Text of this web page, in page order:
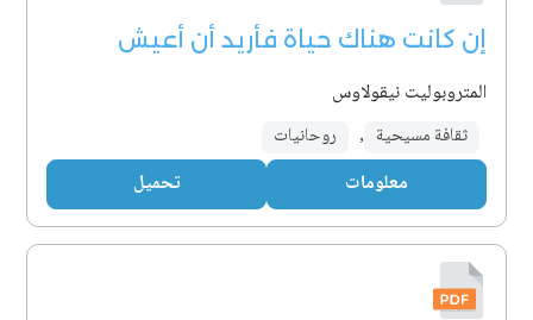
إن كانت هناك حياة فأريد أن أعيش
المتروبوليت نيقولاوس
ثقافة مسيحية , روحانيات
معلومات تحميل